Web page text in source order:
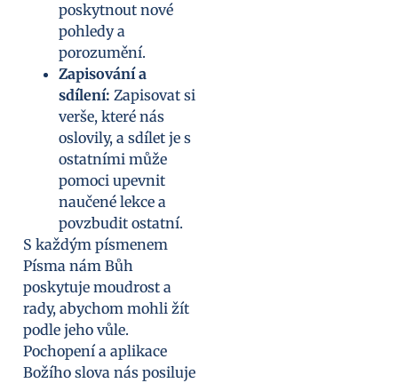
poskytnout nové
pohledy a
porozumění.
Zapisování a
sdílení: Zapisovat si
verše, které nás
oslovily, a sdílet je s
ostatními může
pomoci upevnit
naučené lekce a
povzbudit ostatní.
S každým písmenem
Písma nám Bůh
poskytuje moudrost a
rady, abychom mohli žít
podle jeho vůle.
Pochopení a aplikace
Božího slova nás posiluje